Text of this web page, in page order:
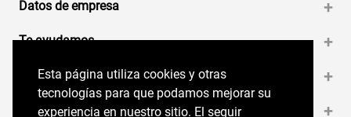
Esta página utiliza cookies y otras
tecnologías para que podamos mejorar su
experiencia en nuestro sitio. El seguir
Esta página utiliza cookies y otras
tecnologías para que podamos mejorar su
experiencia en nuestro sitio. El seguir
Datos de empresa +
Te ayudamos +
Medios de pago +
Contáctanos +